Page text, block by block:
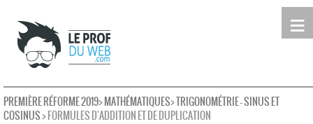
≡
leProfDuWeb
Seconde
Première
Terminale
Rechercher
PREMIÈRE RÉFORME 2019>MATHÉMATIQUES>TRIGONOMÉTRIE - SINUS ET
COSINUS> FORMULES D'ADDITION ET DE DUPLICATION